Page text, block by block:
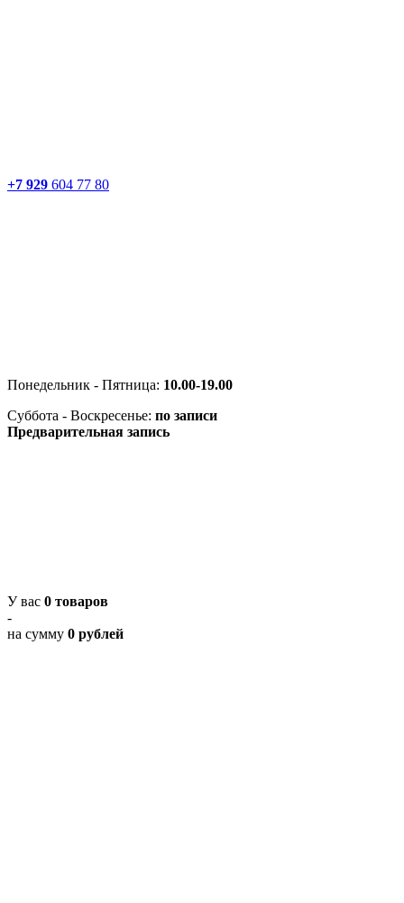
+7 929 604 77 80
Понедельник - Пятница: 10.00-19.00
Суббота - Воскресенье: по записи
Предварительная запись
У вас 0 товаров
-
на сумму 0 рублей